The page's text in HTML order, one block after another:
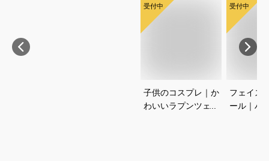
受付中
子供のコスプレ｜か
わいいラプンツェル
受付中
フェイス
ール｜ハ